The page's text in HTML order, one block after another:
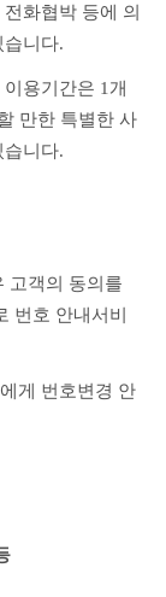
화협박 등에 의
니다.
용기간은 1개
만한 특별한 사
니다.
고객의 동의를
번호 안내서비
게 번호변경 안